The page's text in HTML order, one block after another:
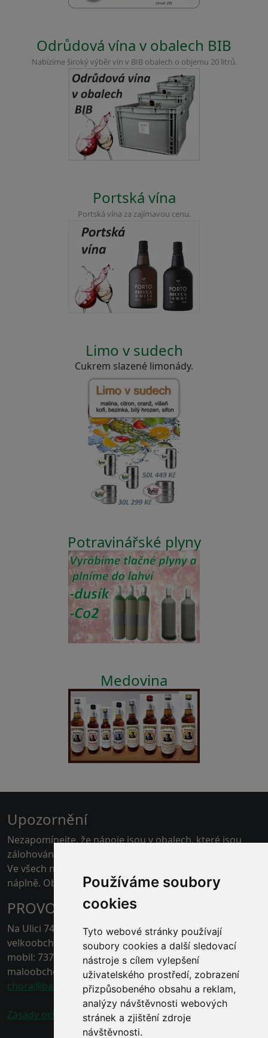
Používáme soubory
cookies
Tyto webové stránky používají
soubory cookies a další sledovací
nástroje s cílem vylepšení
uživatelského prostředí, zobrazení
přizpůsobeného obsahu a reklam,
analýzy návštěvnosti webových
stránek a zjištění zdroje
návštěvnosti.
Odrůdová vína v obalech BIB
Nabízíme široký výběr vín v BIB obalech o objemu 20 litrů.
Portská vína
Portská vína za zajímavou cenu.
Limo v sudech
Cukrem slazené limonády.
Potravinářské plyny
Medovina
Upozornění
Nezapomínejte, že nápoje jsou v obalech, které jsou
zálohovány.
Ve všech našich skladech je možné platit kartou pouze
náplně. Obaly jen v hotovosti.
PROVOZOVNA ČERNÁ HORA
Na Ulici 74, 67921 Černá Hora, Blansko
velkoobchod - tel.: 778 496 863
mobil: 737 211 132
maloobchod - tel.: 778 496 862
chora@baracek.cz
Zásady ochrany osobních údajů